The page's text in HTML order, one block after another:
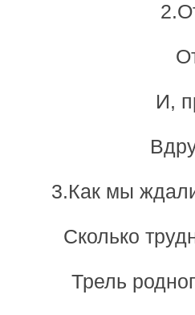
И,
3.Как мы
Сколько
Трель